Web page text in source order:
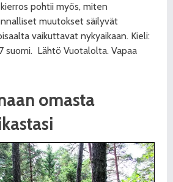
pohtii myös, miten
muutokset säilyvät
vaikuttavat nykyaikaan. Kieli:
suomi. Lähtö Vuotalolta. Vapaa
omasta